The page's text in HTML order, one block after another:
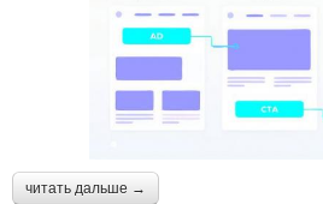
читать дальше →